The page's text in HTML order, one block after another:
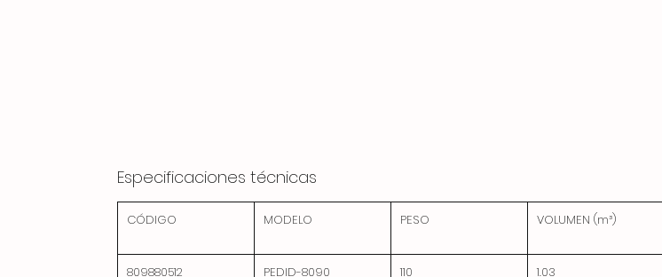
Especificaciones técnicas
CÓDIGO MODELO PESO VOLUMEN (m³)
809880512 PEDID-8090 110 1.03